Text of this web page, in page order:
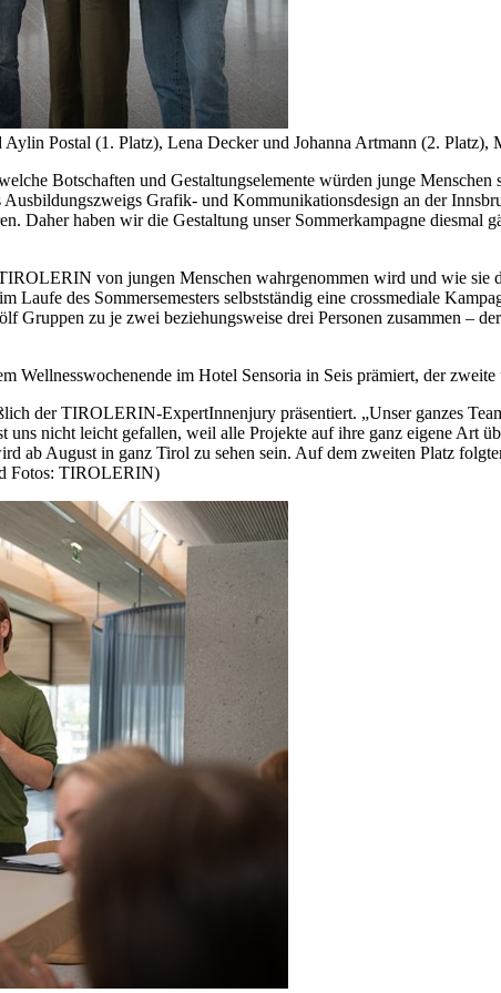
Postal (1. Platz), Lena Decker und Johanna Artmann (2.
Botschaften und Gestaltungselemente würden junge
Ausbildungszweigs Grafik- und Kommunikationsdesign an der
Daher haben wir die Gestaltung unser Sommerkampagne diesmal
von jungen Menschen wahrgenommen wird und wie sie
Laufe des Sommersemesters selbstständig eine crossmediale
Gruppen zu je zwei beziehungsweise drei Personen zusammen –
Wellnesswochenende im Hotel Sensoria in Seis prämiert, der
der TIROLERIN-ExpertInnenjury präsentiert. „Unser ganzes
uns nicht leicht gefallen, weil alle Projekte auf ihre ganz eigene Art
ab August in ganz Tirol zu sehen sein. Auf dem zweiten Platz
Fotos: TIROLERIN)